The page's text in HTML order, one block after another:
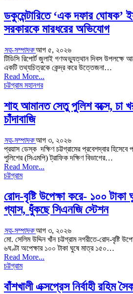
ডকুমেন্টারিতে ‘এক দফার ঘোষক’
সরকারকে মারধরের অভিযোগ
সহ-সম্পাদকআগ ৫, ২০২৬
টিডিসি ‍রিপোর্ট জুলাই গণঅভ্যুত্থান দিবস উপলক্ষে
একটি তথ্যচিত্রকে কেন্দ্র করে উত্তেজনা…
Read More...
চট্টগ্রাম মহানগর
শাহ আমানত সেতু পুলিশ বক্সে, চা
চাঁদাবাজি
সহ-সম্পাদকআগ ৩, ২০২৬
প্রয়াস ডেস্ক দক্ষিণ চট্টগ্রামের প্রবেশদ্বার হিসেবে
পুলিশের (সিএমপি) ট্রাফিক দক্ষিণ বিভাগের…
Read More...
চট্টগ্রাম
রোদ-বৃষ্টি উপেক্ষা করে- ১০০ টাকা
গ্যাস, ধুঁকছে সিএনজি স্টেশন
সহ-সম্পাদকআগ ৩, ২০২৬
মো. সেলিম উদ্দিন খাঁন চট্টগ্রাম নগরীতে-রোদ-বৃষ্টি
৬ঘণ্টা অপেক্ষার ১০০ টাকা ঘুষে মাত্র ১৫০…
Read More...
চট্টগ্রাম
বাঁশখালী এক্সপ্রেস নির্বাহী রহিম